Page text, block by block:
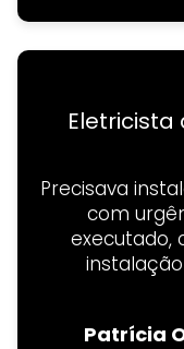
Precisava
com
executado,
Patrícia